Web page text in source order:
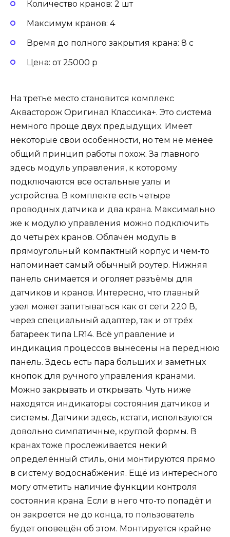
Количество кранов: 2 шт
Максимум кранов: 4
Время до полного закрытия крана: 8 с
Цена: от 25000 р
На третье место становится комплекс
Аквасторож Оригинал Классика+. Это система
немного проще двух предыдущих. Имеет
некоторые свои особенности, но тем не менее
общий принцип работы похож. За главного
здесь модуль управления, к которому
подключаются все остальные узлы и
устройства. В комплекте есть четыре
проводных датчика и два крана. Максимально
же к модулю управления можно подключить
до четырёх кранов. Облачён модуль в
прямоугольный компактный корпус и чем-то
напоминает самый обычный роутер. Нижняя
панель снимается и оголяет разъёмы для
датчиков и кранов. Интересно, что главный
узел может запитываться как от сети 220 В,
через специальный адаптер, так и от трёх
батареек типа LR14. Всё управление и
индикация процессов вынесены на переднюю
панель. Здесь есть пара больших и заметных
кнопок для ручного управления кранами.
Можно закрывать и открывать. Чуть ниже
находятся индикаторы состояния датчиков и
системы. Датчики здесь, кстати, используются
довольно симпатичные, круглой формы. В
кранах тоже прослеживается некий
определённый стиль, они монтируются прямо
в систему водоснабжения. Ещё из интересного
могу отметить наличие функции контроля
состояния крана. Если в него что-то попадёт и
он закроется не до конца, то пользователь
будет оповещён об этом. Монтируется крайне